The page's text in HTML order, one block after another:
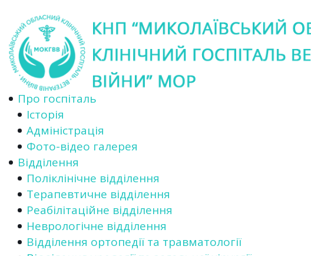
Про госпіталь
Історія
Адміністрація
Фото-відео галерея
Відділення
Поліклінічне відділення
Терапевтичне відділення
Реабілітаційне відділення
Неврологічне відділення
Відділення ортопедії та травматології